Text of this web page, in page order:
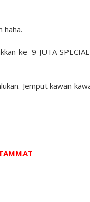
haha.
ke '9 JUTA
Jemput kawan